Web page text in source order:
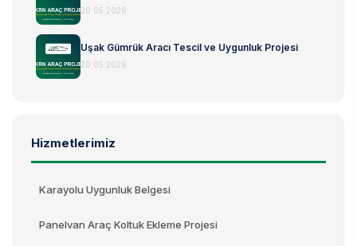
20.05.2026
Uşak Gümrük Aracı Tescil ve Uygunluk Projesi
20.05.2026
Hizmetlerimiz
Karayolu Uygunluk Belgesi
Panelvan Araç Koltuk Ekleme Projesi